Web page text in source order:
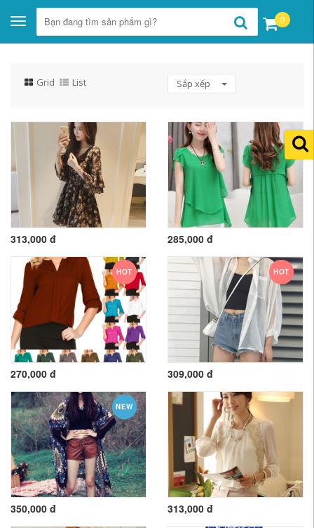
Toggle
navigation
0
Grid List Sắp xếp
313,000 đ 285,000 đ
HOT
270,000 đ
HOT
309,000 đ
NEW
350,000 đ 313,000 đ